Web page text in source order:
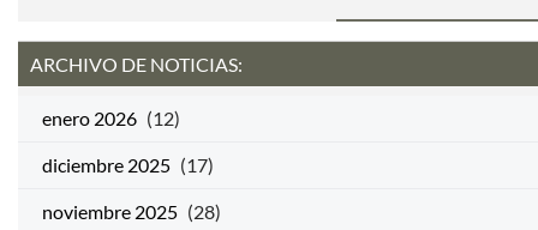
ARCHIVO DE NOTICIAS:
enero 2026 (12)
diciembre 2025 (17)
noviembre 2025 (28)